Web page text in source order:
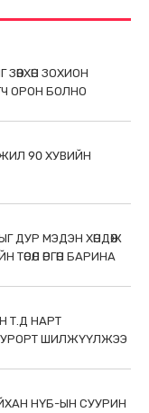
ЗОХИОН
ОРОН БОЛНО
90 ХУВИЙН
ДУР МЭДЭН ХӨНДӨЖ
ТӨСӨЛ ӨРГӨН БАРИНА
Т.Д НАРТ
ШИЛЖҮҮЛЖЭЭ
НҮБ-ЫН СУУРИН